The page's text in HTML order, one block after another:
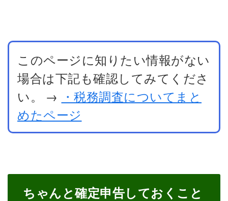
このページに知りたい情報がない
場合は下記も確認してみてくださ
い。
→ ・税務調査についてまと
めたページ
ちゃんと確定申告しておくこと